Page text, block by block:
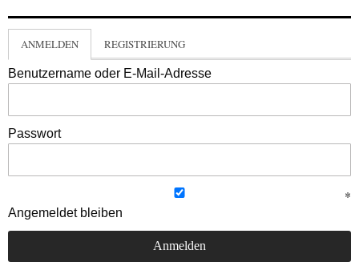
ANMELDEN REGISTRIERUNG
Benutzername oder E-Mail-Adresse
Passwort
Angemeldet bleiben